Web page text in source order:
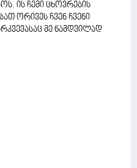
ის ჩემი ცხოვრების
ორივეს ჩვენ ჩვენი
მე ნამდვილად